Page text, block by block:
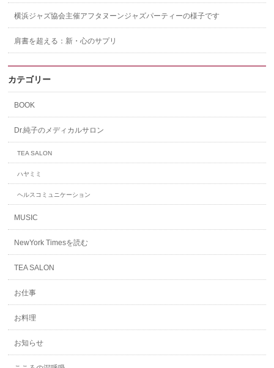
横浜ジャズ協会主催アフタヌーンジャズパーティーの様子です
肩書を超える：新・心のサプリ
カテゴリー
BOOK
Dr.純子のメディカルサロン
TEA SALON
ハヤミミ
ヘルスコミュニケーション
MUSIC
NewYork Timesを読む
TEA SALON
お仕事
お料理
お知らせ